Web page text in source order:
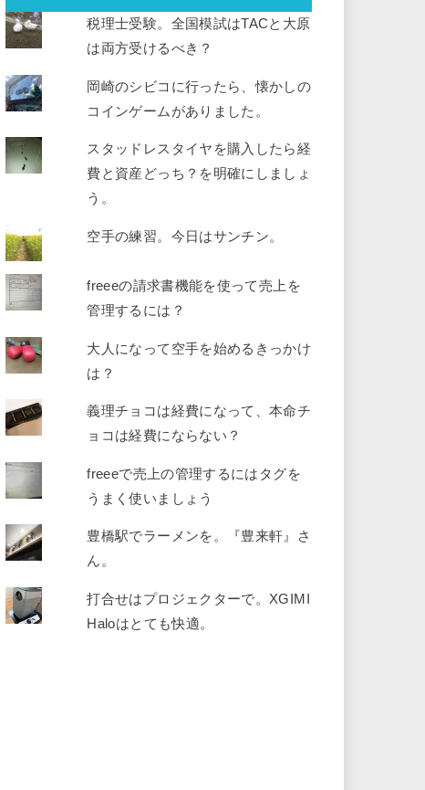
税理士受験。全国模試はTACと大原
は両方受けるべき？
岡崎のシビコに行ったら、懐かしの
コインゲームがありました。
スタッドレスタイヤを購入したら経
費と資産どっち？を明確にしましょ
う。
空手の練習。今日はサンチン。
freeeの請求書機能を使って売上を
管理するには？
大人になって空手を始めるきっかけ
は？
義理チョコは経費になって、本命チ
ョコは経費にならない？
freeeで売上の管理するにはタグを
うまく使いましょう
豊橋駅でラーメンを。『豊来軒』さ
ん。
打合せはプロジェクターで。XGIMI
Haloはとても快適。